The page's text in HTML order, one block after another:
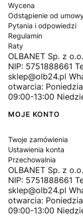
Wycena
Odstąpienie od
Pytania i odpowiedzi
Regulamin
Raty
OLBANET Sp. z
NIP: 5751888661
sklep@olb24.pl
otwarcia:
09:00-13:00
MOJE KONTO
Twoje zamówienia
Ustawienia konta
Przechowalnia
OLBANET Sp. z
NIP: 5751888661
sklep@olb24.pl
otwarcia:
09:00-13:00